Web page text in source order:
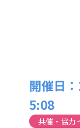
開催日
5:08
共催・協力